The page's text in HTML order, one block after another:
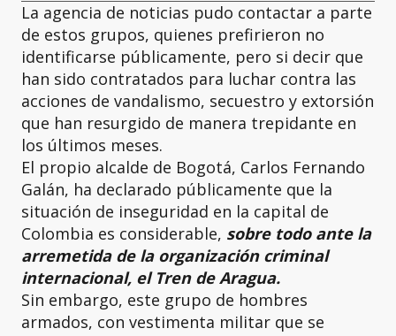
La agencia de noticias pudo contactar a parte
de estos grupos, quienes prefirieron no
identificarse públicamente, pero si decir que
han sido contratados para luchar contra las
acciones de vandalismo, secuestro y extorsión
que han resurgido de manera trepidante en
los últimos meses.
El propio alcalde de Bogotá, Carlos Fernando
Galán, ha declarado públicamente que la
situación de inseguridad en la capital de
Colombia es considerable, sobre todo ante la
arremetida de la organización criminal
internacional, el Tren de Aragua.
Sin embargo, este grupo de hombres
armados, con vestimenta militar que se